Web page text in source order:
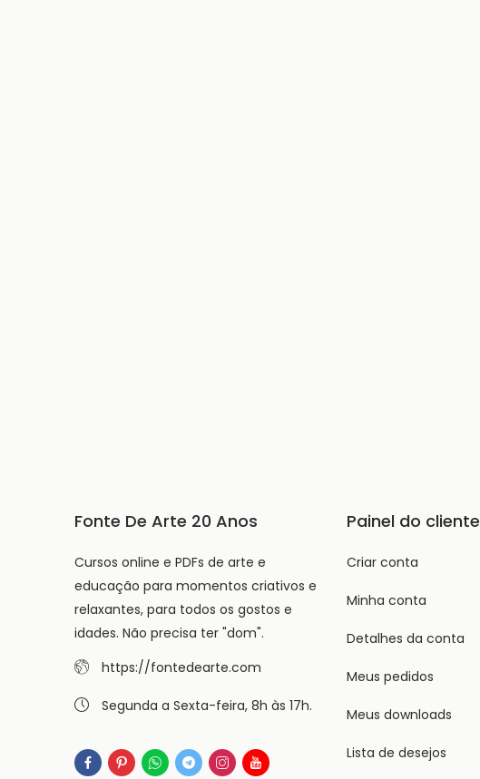
Fonte De Arte 20 Anos
Cursos online e PDFs de arte e
educação para momentos criativos e
relaxantes, para todos os gostos e
idades. Não precisa ter "dom".
https://fontedearte.com
Segunda a Sexta-feira, 8h às 17h.
Painel do cliente
Criar conta
Minha conta
Detalhes da conta
Meus pedidos
Meus downloads
Lista de desejos